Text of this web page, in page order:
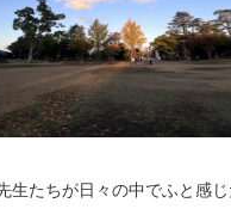
生たちが日々の中でふと感